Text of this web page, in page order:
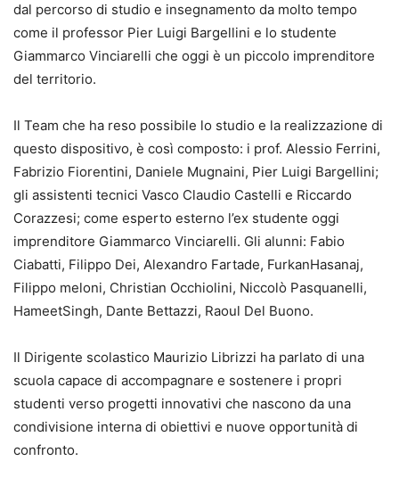
dal percorso di studio e insegnamento da molto tempo
come il professor Pier Luigi Bargellini e lo studente
Giammarco Vinciarelli che oggi è un piccolo imprenditore
del territorio.
Il Team che ha reso possibile lo studio e la realizzazione di
questo dispositivo, è così composto: i prof. Alessio Ferrini,
Fabrizio Fiorentini, Daniele Mugnaini, Pier Luigi Bargellini;
gli assistenti tecnici Vasco Claudio Castelli e Riccardo
Corazzesi; come esperto esterno l’ex studente oggi
imprenditore Giammarco Vinciarelli. Gli alunni: Fabio
Ciabatti, Filippo Dei, Alexandro Fartade, FurkanHasanaj,
Filippo meloni, Christian Occhiolini, Niccolò Pasquanelli,
HameetSingh, Dante Bettazzi, Raoul Del Buono.
Il Dirigente scolastico Maurizio Librizzi ha parlato di una
scuola capace di accompagnare e sostenere i propri
studenti verso progetti innovativi che nascono da una
condivisione interna di obiettivi e nuove opportunità di
confronto.